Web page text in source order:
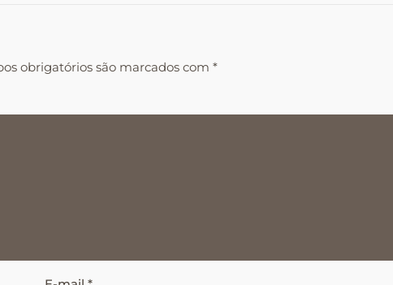
obrigatórios são marcados com*